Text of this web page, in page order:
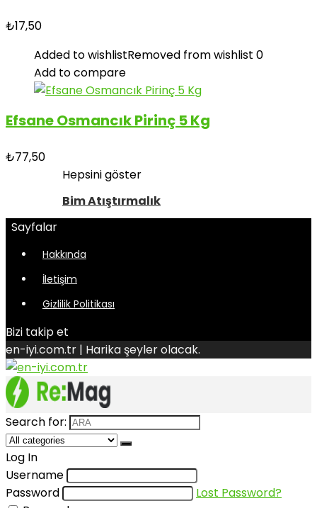
₺17,50
Added to wishlistRemoved from wishlist 0
Add to compare
Efsane Osmancık Pirinç 5 Kg
₺77,50
Hepsini göster
Bim Atıştırmalık
Sayfalar
Hakkında
İletişim
Gizlilik Politikası
Bizi takip et
en-iyi.com.tr | Harika şeyler olacak.
Search for:
Log In
Username
Password
Lost Password?